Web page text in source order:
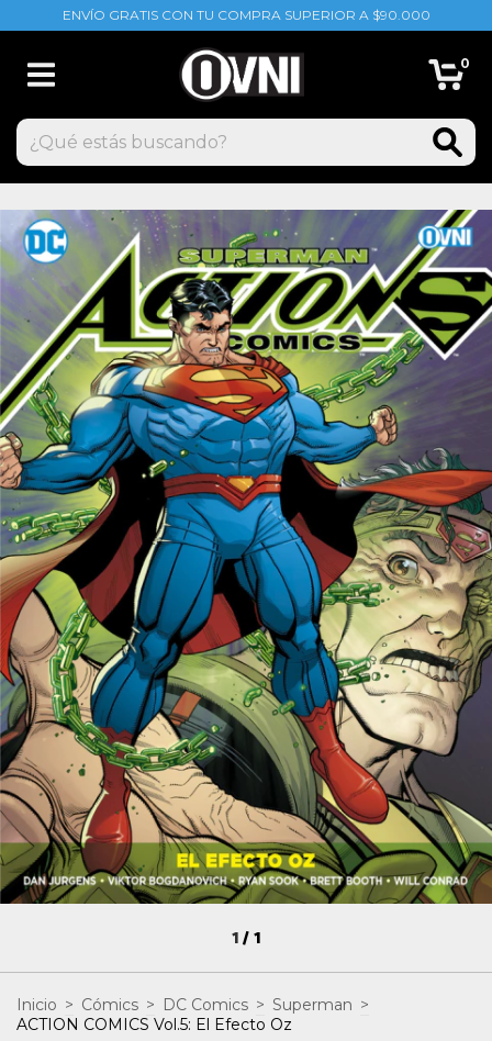
ENVÍO GRATIS CON TU COMPRA SUPERIOR A $90.000
0
1/1
Inicio > Cómics > DC Comics > Superman >
ACTION COMICS Vol.5: El Efecto Oz